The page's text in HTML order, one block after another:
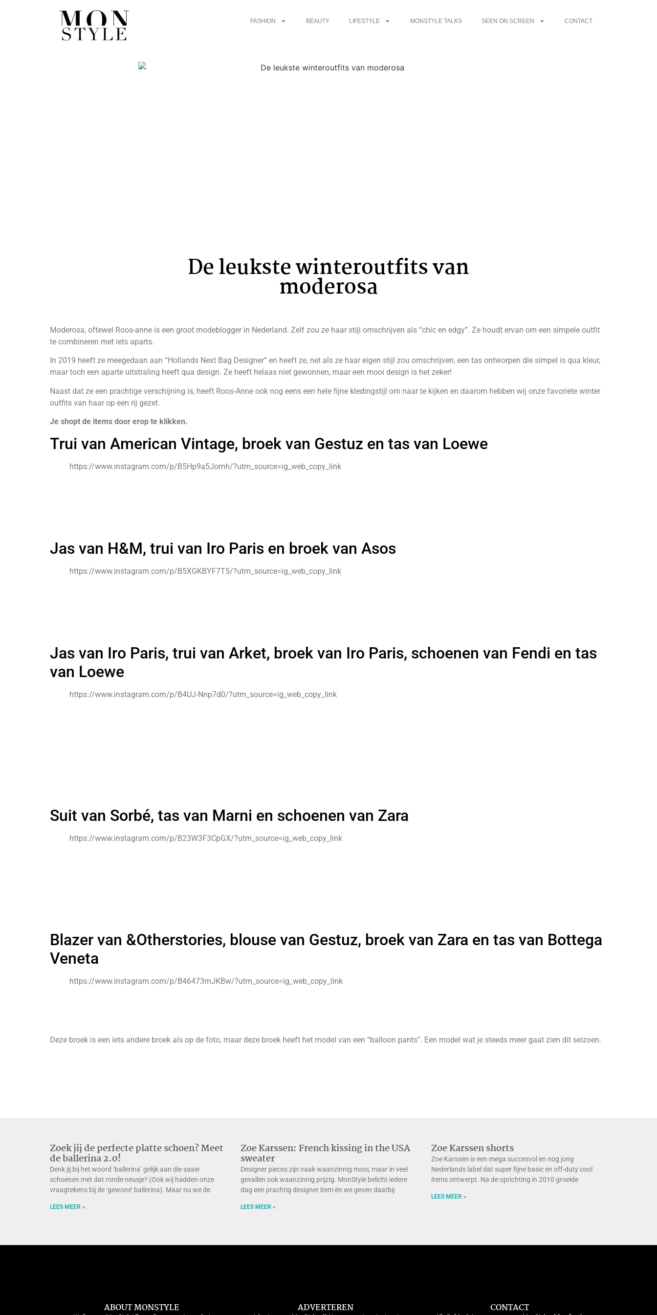
FASHION BEAUTY LIFESTYLE MONSTYLE TALKS SEEN ON SCREEN CONTACT
De leukste winteroutfits van
moderosa
Moderosa, oftewel Roos-anne is een groot modeblogger in Nederland. Zelf zou ze haar stijl omschrijven als “chic en edgy”. Ze houdt ervan om een simpele outfit
te combineren met iets aparts.
In 2019 heeft ze meegedaan aan “Hollands Next Bag Designer” en heeft ze, net als ze haar eigen stijl zou omschrijven, een tas ontworpen die simpel is qua kleur,
maar toch een aparte uitstraling heeft qua design. Ze heeft helaas niet gewonnen, maar een mooi design is het zeker!
Naast dat ze een prachtige verschijning is, heeft Roos-Anne ook nog eens een hele fijne kledingstijl om naar te kijken en daarom hebben wij onze favoriete winter
outfits van haar op een rij gezet.
Je shopt de items door erop te klikken.
Trui van American Vintage, broek van Gestuz en tas van Loewe
https://www.instagram.com/p/B5Hp9a5Jomh/?utm_source=ig_web_copy_link
Jas van H&M, trui van Iro Paris en broek van Asos
https://www.instagram.com/p/B5XGKBYF7T5/?utm_source=ig_web_copy_link
Jas van Iro Paris, trui van Arket, broek van Iro Paris, schoenen van Fendi en tas
van Loewe
https://www.instagram.com/p/B4UJ-Nnp7d0/?utm_source=ig_web_copy_link
Suit van Sorbé, tas van Marni en schoenen van Zara
https://www.instagram.com/p/B23W3F3CpGX/?utm_source=ig_web_copy_link
Blazer van &Otherstories, blouse van Gestuz, broek van Zara en tas van Bottega
Veneta
https://www.instagram.com/p/B46473mJKBw/?utm_source=ig_web_copy_link
Deze broek is een iets andere broek als op de foto, maar deze broek heeft het model van een “balloon pants”. Een model wat je steeds meer gaat zien dit seizoen.
Zoek jij de perfecte platte schoen? Meet
de ballerina 2.0!
Denk jij bij het woord ‘ballerina’ gelijk aan die saaie
schoenen met dat ronde neusje? (Ook wij hadden onze
vraagtekens bij de ‘gewone’ ballerina). Maar nu we de
LEES MEER »
Zoe Karssen: French kissing in the USA
sweater
Designer pieces zijn vaak waanzinnig mooi, maar in veel
gevallen ook waanzinnig prijzig. MonStyle belicht iedere
dag een prachtig designer item én we geven daarbij
LEES MEER »
Zoe Karssen shorts
Zoe Karssen is een mega succesvol en nog jong
Nederlands label dat super fijne basic en off-duty cool
items ontwerpt. Na de oprichting in 2010 groeide
LEES MEER »
ABOUT MONSTYLE ADVERTEREN CONTACT